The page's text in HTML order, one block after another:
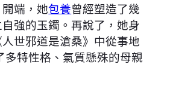
端，她包養曾經塑造了幾
強的玉鐲。再說了，她身
世邪道是滄桑》中從事地
特性格、氣質懸殊的母親